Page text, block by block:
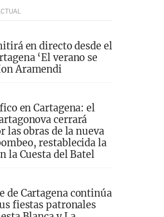
en directo desde el
‘El verano se
Aramendi
en Cartagena: el
cerrará
las obras de la nueva
restablecida la
la Cuesta del Batel
de Cartagena continúa
fiestas patronales